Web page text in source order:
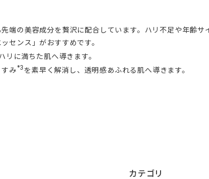
端の美容成分を贅沢に配合しています。ハリ不足や年齢サ
センス」がおすすめです。
リに満ちた肌へ導きます。
み*3 を素早く解消し、透明感あふれる肌へ導きます。
カテゴリ